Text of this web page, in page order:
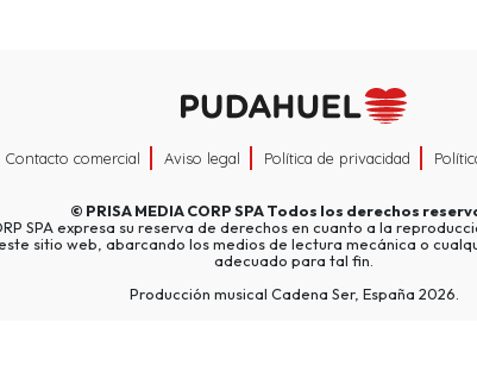
Contacto comercial Aviso legal Política de privacidad
© PRISA MEDIA CORP SPATodos los derechos
SPA expresa su reserva de derechos en cuanto a la
sitio web, abarcando los medios de lectura mecánica o
adecuado para tal fin.
Producción musical Cadena Ser, España 2026.